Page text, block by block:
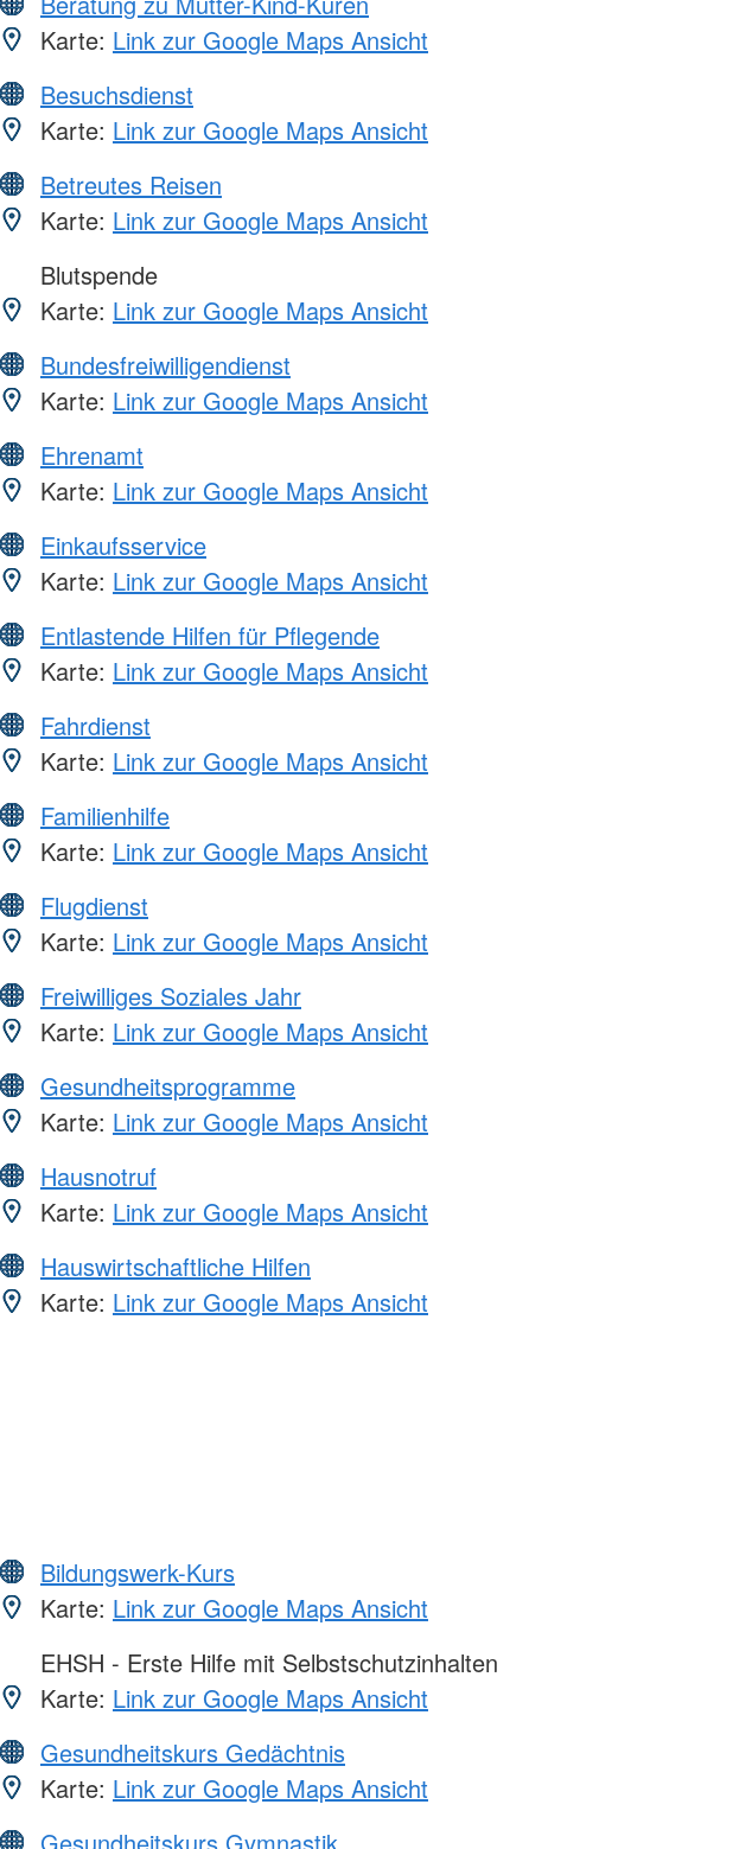
Karte: Link zur Google Maps Ansicht
Besuchsdienst
Karte: Link zur Google Maps Ansicht
Betreutes Reisen
Karte: Link zur Google Maps Ansicht
Blutspende
Karte: Link zur Google Maps Ansicht
Bundesfreiwilligendienst
Karte: Link zur Google Maps Ansicht
Ehrenamt
Karte: Link zur Google Maps Ansicht
Einkaufsservice
Karte: Link zur Google Maps Ansicht
Entlastende Hilfen für Pflegende
Karte: Link zur Google Maps Ansicht
Fahrdienst
Karte: Link zur Google Maps Ansicht
Familienhilfe
Karte: Link zur Google Maps Ansicht
Flugdienst
Karte: Link zur Google Maps Ansicht
Freiwilliges Soziales Jahr
Karte: Link zur Google Maps Ansicht
Gesundheitsprogramme
Karte: Link zur Google Maps Ansicht
Hausnotruf
Karte: Link zur Google Maps Ansicht
Hauswirtschaftliche Hilfen
Karte: Link zur Google Maps Ansicht
Bildungswerk-Kurs
Karte: Link zur Google Maps Ansicht
EHSH - Erste Hilfe mit Selbstschutzinhalten
Karte: Link zur Google Maps Ansicht
Gesundheitskurs Gedächtnis
Karte: Link zur Google Maps Ansicht